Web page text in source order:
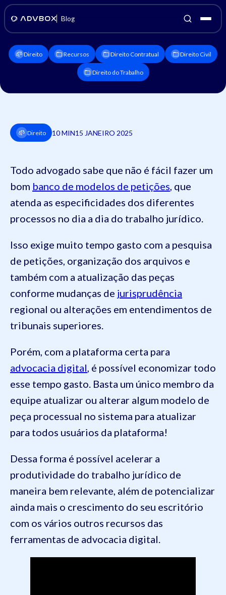
Blog
Direito Recursos Direito Contratual Direito Civil
Direito do Trabalho
Direito 10 MIN15 JANEIRO 2025
Todo advogado sabe que não é fácil fazer um
bom banco de modelos de petições, que
atenda as especificidades dos diferentes
processos no dia a dia do trabalho jurídico.
Isso exige muito tempo gasto com a pesquisa
de petições, organização dos arquivos e
também com a atualização das peças
conforme mudanças de jurisprudência
regional ou alterações em entendimentos de
tribunais superiores.
Porém, com a plataforma certa para
advocacia digital, é possível economizar todo
esse tempo gasto. Basta um único membro da
equipe atualizar ou alterar algum modelo de
peça processual no sistema para atualizar
para todos usuários da plataforma!
Dessa forma é possível acelerar a
produtividade do trabalho jurídico de
maneira bem relevante, além de potencializar
ainda mais o crescimento do seu escritório
com os vários outros recursos das
ferramentas de advocacia digital.